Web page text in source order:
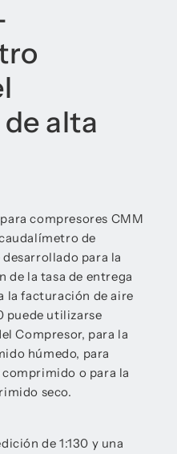
alta
compresores CMM
de
para la
de la tasa de entrega
la facturación de aire
puede utilizarse
Compresor, para la
húmedo, para
o para la
seco.
de 1:130 y una